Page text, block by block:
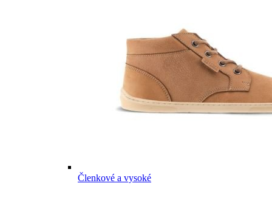
Členkové a vysoké